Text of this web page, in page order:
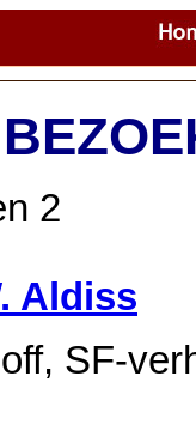
2
Aldiss
SF-